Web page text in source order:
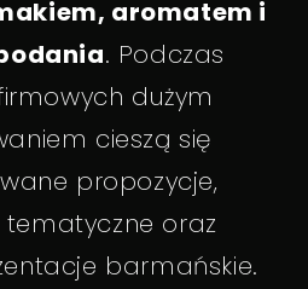
aromatem i
. Podczas
dużym
cieszą się
propozycje,
oraz
barmańskie.